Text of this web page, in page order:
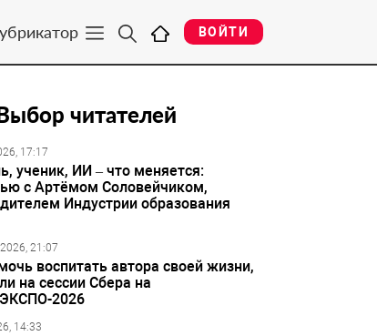
ВОЙТИ
читателей
17:17
ученик, ИИ – что меняется:
с Артёмом Соловейчиком,
Индустрии образования
21:07
воспитать автора своей жизни,
на сессии Сбера на
2026
14:33